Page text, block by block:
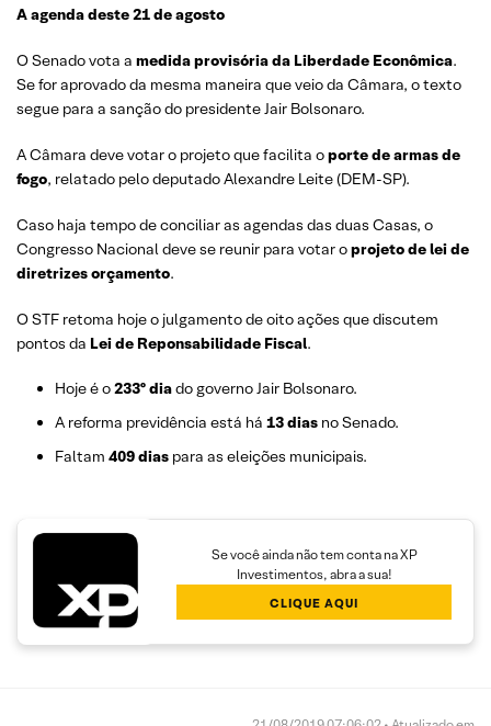
A agenda deste 21 de agosto
O Senado vota a medida provisória da Liberdade Econômica.
Se for aprovado da mesma maneira que veio da Câmara, o texto
segue para a sanção do presidente Jair Bolsonaro.
A Câmara deve votar o projeto que facilita oporte de armas de
fogo, relatado pelo deputado Alexandre Leite (DEM-SP).
Caso haja tempo de conciliar as agendas das duas Casas, o
Congresso Nacional deve se reunir para votar oprojeto de lei de
diretrizes orçamento.
O STF retoma hoje o julgamento de oito ações que discutem
pontos da Lei de Reponsabilidade Fiscal.
Hoje é o233º diado governo Jair Bolsonaro.
A reforma previdência está há 13 dias no Senado.
Faltam 409 dias para as eleições municipais.
Se você ainda não tem conta na XP
Investimentos, abra a sua!
CLIQUE AQUI